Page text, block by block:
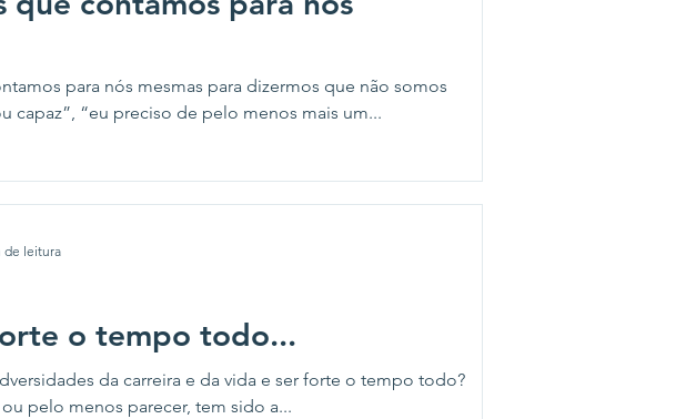
para nós mesmas para dizermos que não somos
não sou capaz”, “eu preciso de pelo menos mais um...
o tempo todo...
da carreira e da vida e ser forte o tempo todo?
pelo menos parecer, tem sido a...
de leitura